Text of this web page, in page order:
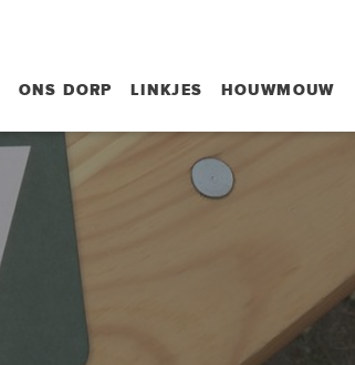
ONS DORP LINKJES HOUWMOUW